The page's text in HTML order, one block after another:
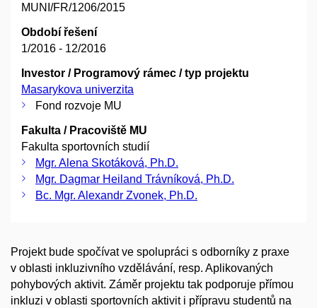
MUNI/FR/1206/2015
Období řešení
1/2016 - 12/2016
Investor / Programový rámec / typ projektu
Masarykova univerzita
Fond rozvoje MU
Fakulta / Pracoviště MU
Fakulta sportovních studií
Mgr. Alena Skotáková, Ph.D.
Mgr. Dagmar Heiland Trávníková, Ph.D.
Bc. Mgr. Alexandr Zvonek, Ph.D.
Projekt bude spočívat ve spolupráci s odborníky z praxe
v oblasti inkluzivního vzdělávání, resp. Aplikovaných
pohybových aktivit. Záměr projektu tak podporuje přímou
inkluzi v oblasti sportovních aktivit i přípravu studentů na